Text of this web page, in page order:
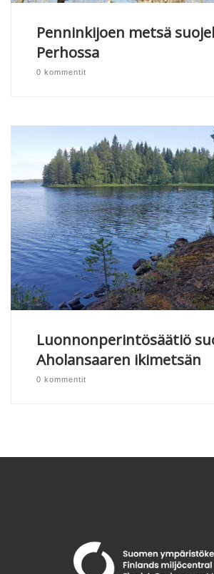
Penninkijoen metsä
Perhossa
0 kommentit
Luonnonperintösäätiö
Aholansaaren ikimetsän
0 kommentit